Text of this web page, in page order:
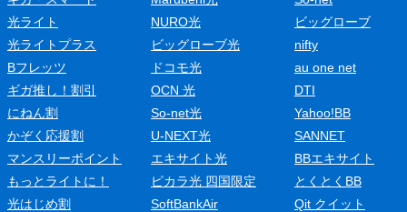
光ライト
光ライトプラス
Bフレッツ
ギガ推し！割引
にねん割
かぞく応援割
マンスリーポイント
もっとライトに！
光はじめ割
NURO光
ビッグローブ光
ドコモ光
OCN 光
So-net光
U-NEXT光
エキサイト光
ピカラ光 四国限定
SoftBankAir
ビッグローブ
nifty
au one net
DTI
Yahoo!BB
SANNET
BBエキサイト
とくとくBB
Qit クイット